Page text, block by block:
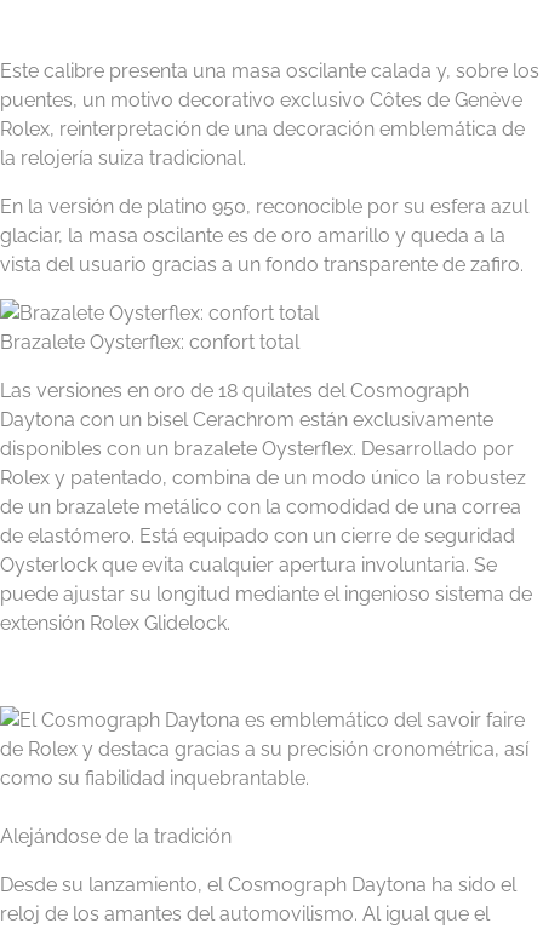
Este calibre presenta una masa oscilante calada y, sobre los
puentes, un motivo decorativo exclusivo Côtes de Genève
Rolex, reinterpretación de una decoración emblemática de
la relojería suiza tradicional.
En la versión de platino 950, reconocible por su esfera azul
glaciar, la masa oscilante es de oro amarillo y queda a la
vista del usuario gracias a un fondo transparente de zafiro.
Brazalete Oysterflex: confort total
Las versiones en oro de 18 quilates del Cosmograph
Daytona con un bisel Cerachrom están exclusivamente
disponibles con un brazalete Oysterflex. Desarrollado por
Rolex y patentado, combina de un modo único la robustez
de un brazalete metálico con la comodidad de una correa
de elastómero. Está equipado con un cierre de seguridad
Oysterlock que evita cualquier apertura involuntaria. Se
puede ajustar su longitud mediante el ingenioso sistema de
extensión Rolex Glidelock.
Alejándose de la tradición
Desde su lanzamiento, el Cosmograph Daytona ha sido el
reloj de los amantes del automovilismo. Al igual que el